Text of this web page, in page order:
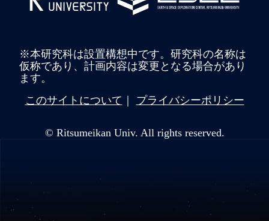
※本研究科は設置構想中です。研究科の名称は
仮称であり、計画内容は変更となる場合があり
ます。
このサイトについて
プライバシーポリシー
© Ritsumeikan Univ. All rights reserved.